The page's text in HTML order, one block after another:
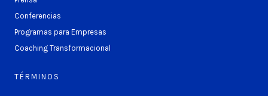
Conferencias
Programas para Empresas
Coaching Transformacional
TÉRMINOS